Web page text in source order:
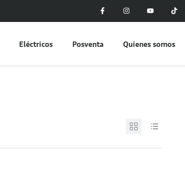
Eléctricos Posventa Quienes somos